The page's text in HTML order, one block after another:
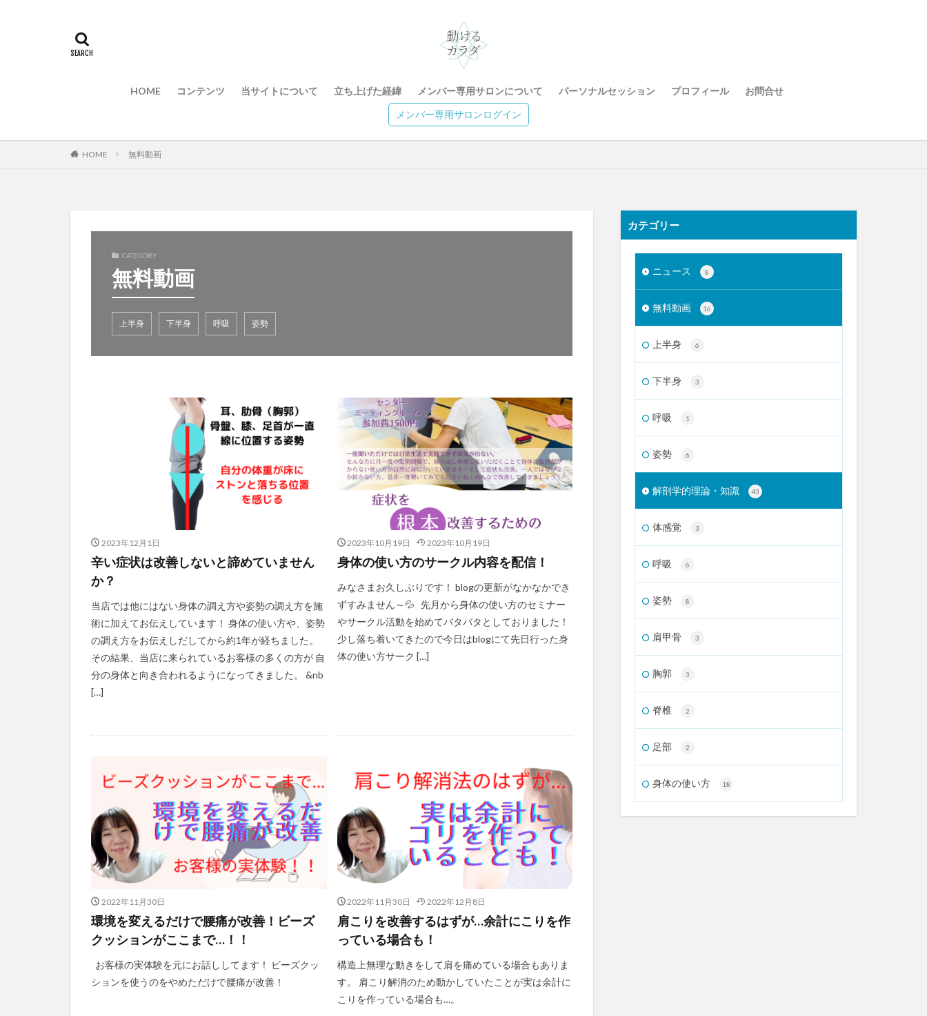
HOME コンテンツ 当サイトについて 立ち上げた経緯 メンバー専用サロンについて パーソナルセッション プロフィール
お問合せ
メンバー専用サロンログイン
HOME 無料動画
CATEGORY
無料動画
上半身 下半身 呼吸 姿勢
2023年12月1日
辛い症状は改善しないと諦めていません
か？
当店では他にはない身体の調え方や姿勢の調え方を施
術に加えてお伝えしています！ 身体の使い方や、姿勢
の調え方をお伝えしだしてから約1年が経ちました。
その結果、当店に来られているお客様の多くの方が 自
分の身体と向き合われるようになってきました。 &nb
[…]
2023年10月19日 2023年10月19日
身体の使い方のサークル内容を配信！
みなさまお久しぶりです！ blogの更新がなかなかでき
ずすみません～💦 先月から身体の使い方のセミナー
やサークル活動を始めてバタバタとしておりました！
少し落ち着いてきたので今日はblogにて先日行った身
体の使い方サーク […]
2022年11月30日
環境を変えるだけで腰痛が改善！ビーズ
クッションがここまで…！！
お客様の実体験を元にお話ししてます！ ビーズクッ
ションを使うのをやめただけで腰痛が改善！
2022年11月30日 2022年12月8日
肩こりを改善するはずが…余計にこりを作
っている場合も！
構造上無理な動きをして肩を痛めている場合もありま
す。 肩こり解消のため動かしていたことが実は余計に
こりを作っている場合も…。
カテゴリー
ニュース 8
無料動画 16
上半身 6
下半身 3
呼吸 1
姿勢 6
解剖学的理論・知識 43
体感覚 3
呼吸 6
姿勢 8
肩甲骨 3
胸郭 3
脊椎 2
足部 2
身体の使い方 18